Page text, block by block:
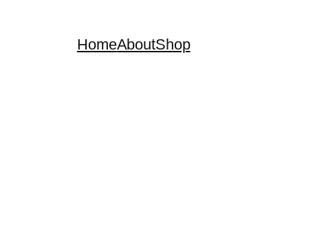
HomeAboutShop